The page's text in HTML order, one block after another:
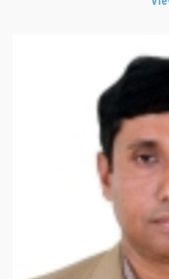
Kazi
Rahma্‌n ,
of
Education